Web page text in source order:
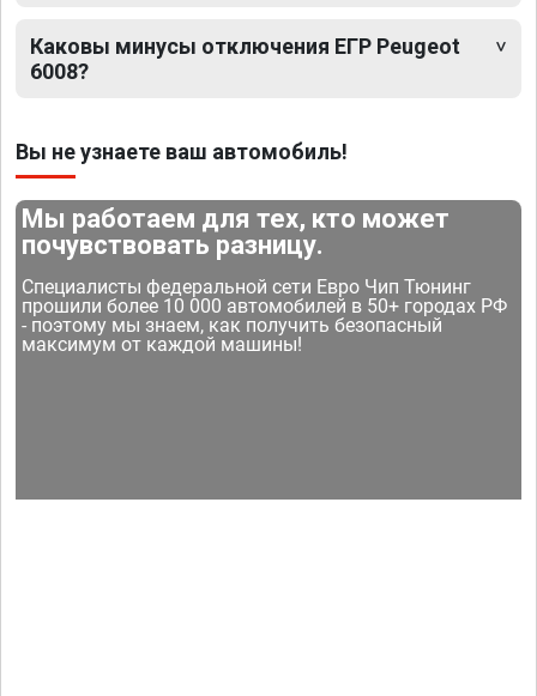
Каковы минусы отключения ЕГР Peugeot
6008?
Вы не узнаете ваш автомобиль!
Мы работаем для тех, кто может
почувствовать разницу.
Специалисты федеральной сети Евро Чип Тюнинг
прошили более 10 000 автомобилей в 50+ городах РФ
- поэтому мы знаем, как получить безопасный
максимум от каждой машины!